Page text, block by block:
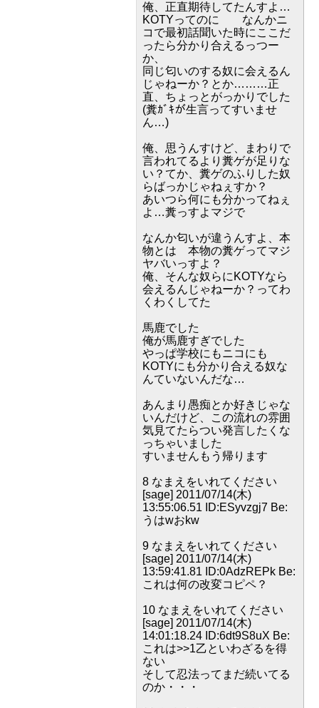
俺、正直期待してたんすよ…
KOTYってのに なんかニ
コで最初話聞いた時にここだ
ったら分かり合えるっつー
か、
同じ匂いのする奴に会えるん
じゃねーか？とか………正
直、ちょっとがっかりでした
(糞ｶﾞｷが生言ってすいませ
ん…)
俺、思うんすけど、まわりで
言われてるより糞ゲが足りな
い？てか、糞ゲのふりした奴
らばっかじゃねぇすか？
あいつら何にも分かってねぇ
よ…糞っすよマジで
なんか匂いが違うんすよ、本
物とは 本物の糞ゲってマジ
ヤバいっすよ？
俺、そんな奴らにKOTYなら
会えるんじゃねーか？ってわ
くわくしてた
馬鹿でした
俺が馬鹿すぎでした
やっぱ学校にもニコにも
KOTYにも分かり合える奴な
んていないんだな…
あんまり愚痴とか好きじゃな
いんだけど、この流れの雰囲
気見てたらつい発言したくな
っちゃいました
すいませんもう帰ります
8 なまえをいれてください
[sage] 2011/07/14(木)
13:55:06.51 ID:ESyvzgj7 Be:
うはwおkw
9 なまえをいれてください
[sage] 2011/07/14(木)
13:59:41.81 ID:0AdzREPk Be:
これは何の改変コピペ？
10 なまえをいれてください
[sage] 2011/07/14(木)
14:01:18.24 ID:6dt9S8uX Be:
これは>>1乙といわざるを得
ない
そして忍法ってまだ続いてる
のか・・・